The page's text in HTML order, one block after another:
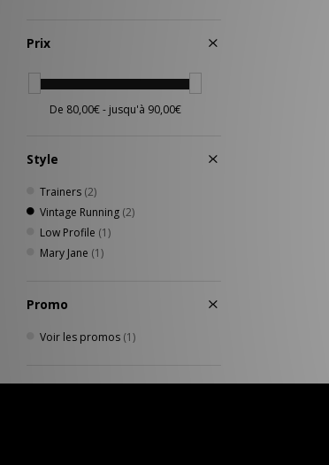
Prix
Style
Trainers (2)
Vintage Running (2)
Low Profile (1)
Mary Jane (1)
Promo
Voir les promos (1)